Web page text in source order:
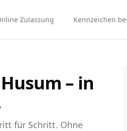
Zulassung Kennzeichen
– in
für Schritt. Ohne